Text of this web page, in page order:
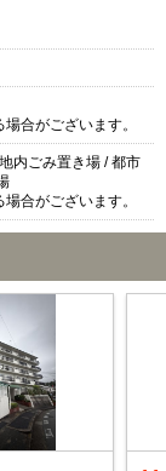
合がございます。
内ごみ置き場 / 都市
合がございます。